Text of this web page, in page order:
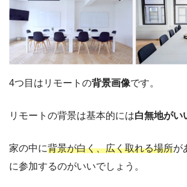
4つ目はリモートの背景画像です。
リモートの背景は基本的には白無地がい
家の中に背景が白く、広く取れる場所が
に参加するのがいいでしょう。